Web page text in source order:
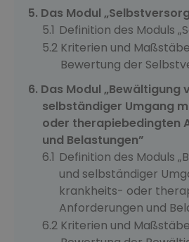
Das Modul
Definition des Moduls
Kriterien und
Bewertung der
Das Modul „Bewältigung
selbständiger Umgang
oder therapiebedingten
und Belastungen”
Definition des Moduls
und selbständiger
krankheits- oder
Anforderungen und
Kriterien und